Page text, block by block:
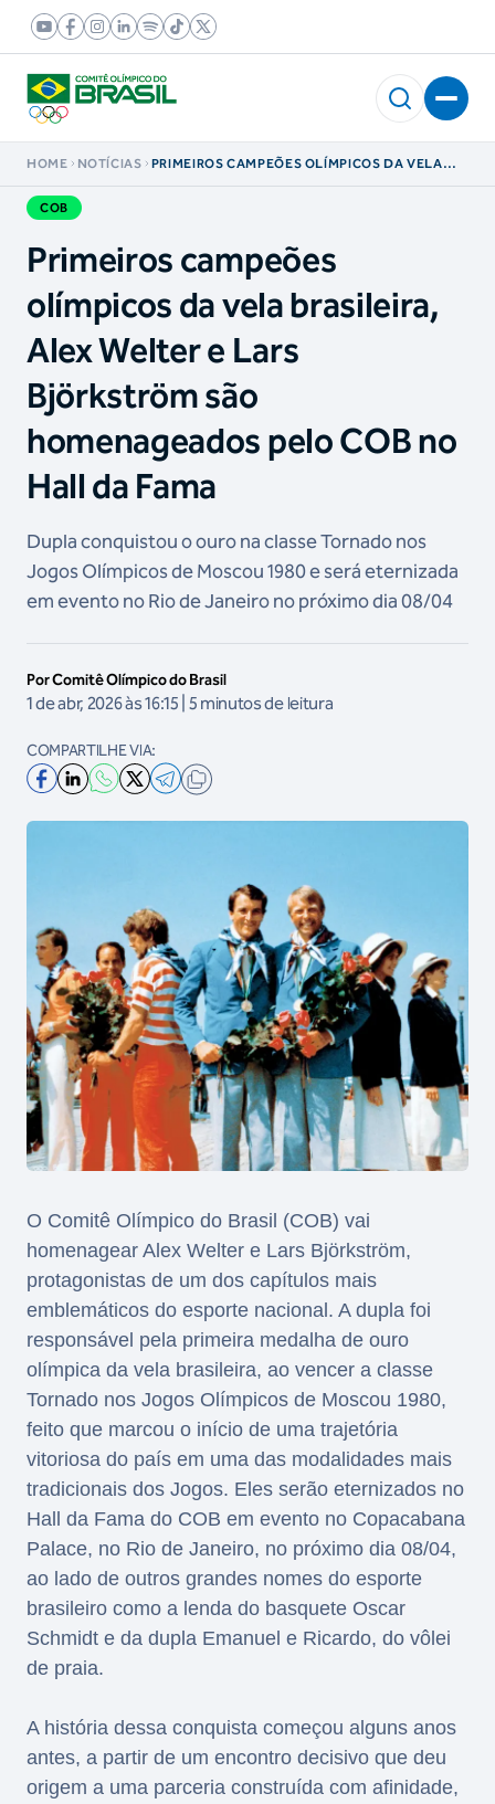
HOME NOTÍCIAS
PRIMEIROS CAMPEÕES OLÍMPICOS DA VELA
COB
Primeiros campeões
olímpicos da vela brasileira,
Alex Welter e Lars
Björkström são
homenageados pelo COB no
Hall da Fama
Dupla conquistou o ouro na classe Tornado nos
Jogos Olímpicos de Moscou 1980 e será eternizada
em evento no Rio de Janeiro no próximo dia 08/04
Por Comitê Olímpico do Brasil
1 de abr, 2026 às 16:15 | 5 minutos de leitura
COMPARTILHE VIA:
O Comitê Olímpico do Brasil (COB) vai
homenagear Alex Welter e Lars Björkström,
protagonistas de um dos capítulos mais
emblemáticos do esporte nacional. A dupla foi
responsável pela primeira medalha de ouro
olímpica da vela brasileira, ao vencer a classe
Tornado nos Jogos Olímpicos de Moscou 1980,
feito que marcou o início de uma trajetória
vitoriosa do país em uma das modalidades mais
tradicionais dos Jogos. Eles serão eternizados no
Hall da Fama do COB em evento no Copacabana
Palace, no Rio de Janeiro, no próximo dia 08/04,
ao lado de outros grandes nomes do esporte
brasileiro como a lenda do basquete Oscar
Schmidt e da dupla Emanuel e Ricardo, do vôlei
de praia.
A história dessa conquista começou alguns anos
antes, a partir de um encontro decisivo que deu
origem a uma parceria construída com afinidade,